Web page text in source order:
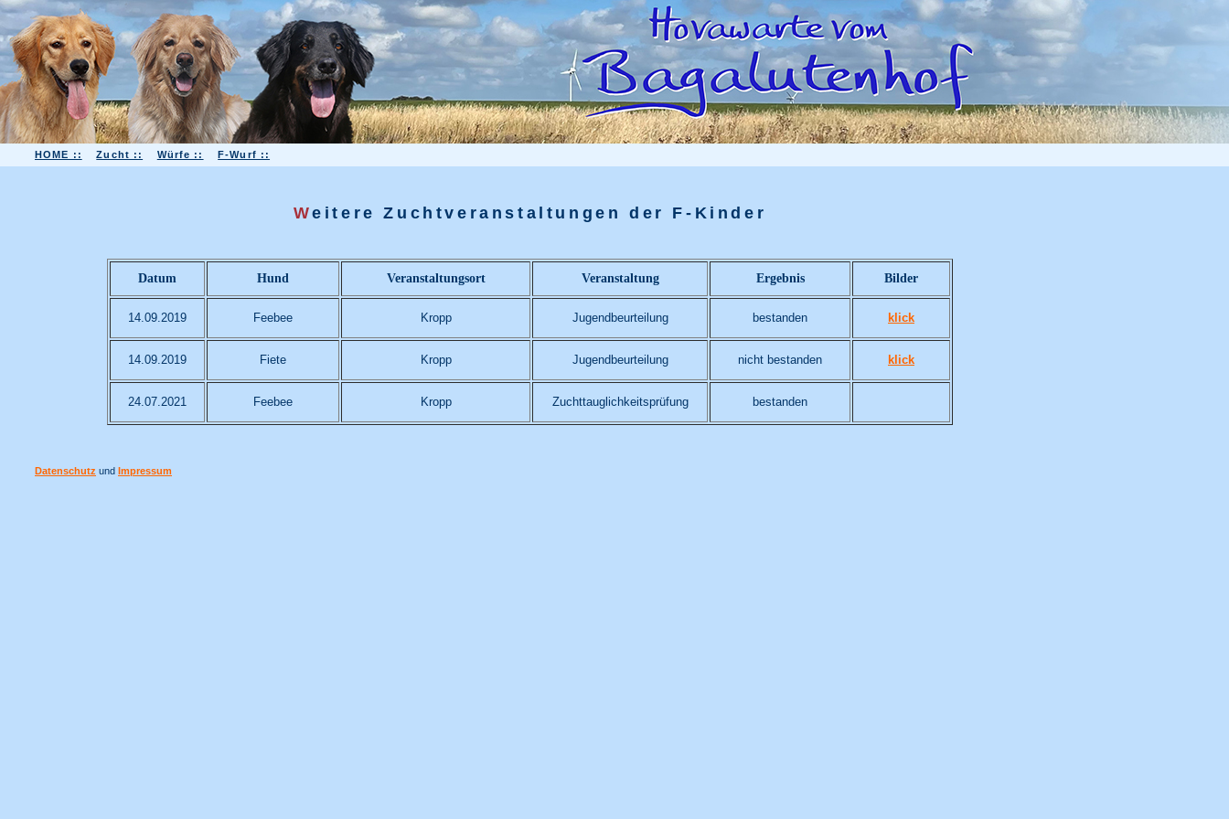
HOME :: Zucht :: Würfe :: F-Wurf ::
Weitere Zuchtveranstaltungen der F-Kinder
Datum Hund Veranstaltungsort Veranstaltung Ergebnis Bilder
14.09.2019 Feebee Kropp Jugendbeurteilung bestanden klick
14.09.2019 Fiete Kropp Jugendbeurteilung nicht bestanden klick
24.07.2021 Feebee Kropp Zuchttauglichkeitsprüfung bestanden
Datenschutz und Impressum